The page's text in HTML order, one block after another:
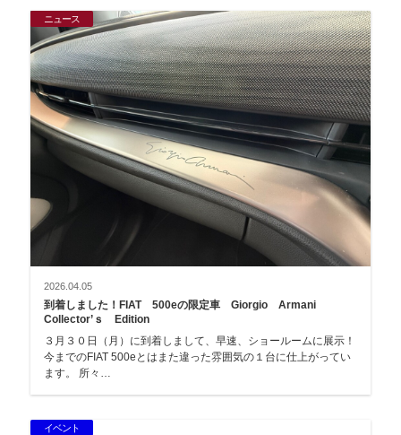
ニュース
2026.04.05
到着しました！FIAT 500eの限定車 Giorgio Armani
Collector’ｓ Edition
３月３０日（月）に到着しまして、早速、ショールームに展示！
今までのFIAT 500eとはまた違った雰囲気の１台に仕上がってい
ます。 所々…
イベント